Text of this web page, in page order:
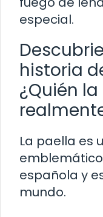
especial.
historia
¿Quién
La paella es
española y
mundo.